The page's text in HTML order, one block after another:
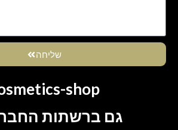
שליחה
shop
גם ברשתות